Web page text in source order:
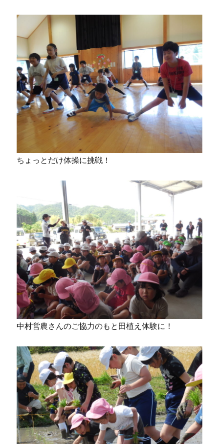
ちょっとだけ体操に挑戦！
中村営農さんのご協力のもと田植え体験に！